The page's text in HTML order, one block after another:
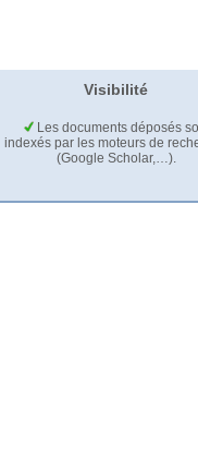
Visibilité
Les documents déposés
indexés par les moteurs de
(Google Scholar,…).